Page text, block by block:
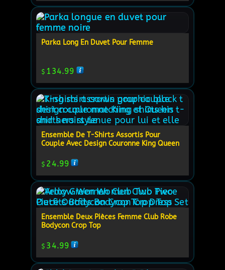
Parka Long En Duvet Pour Femme
$ 134.99
Ensemble De T-Shirts Assortis Pour
Couple Avec Design Couronne King Queen
$ 24.99
Ensemble Deux Pièces Femme Club Robe
Bodycon Crop Top
$ 34.99